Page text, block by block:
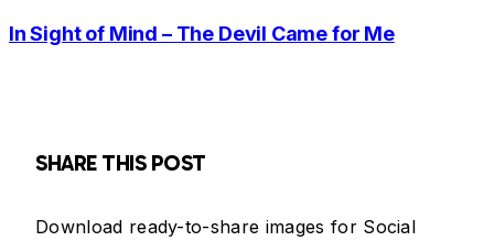
In Sight of Mind – The Devil Came for Me
SHARE THIS POST
Download ready-to-share images for Social